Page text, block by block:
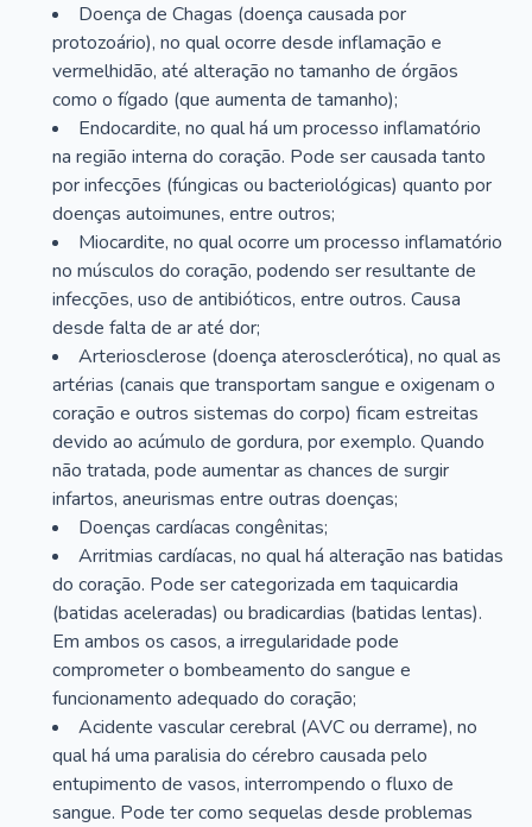
Doença de Chagas (doença causada por
protozoário), no qual ocorre desde inflamação e
vermelhidão, até alteração no tamanho de órgãos
como o fígado (que aumenta de tamanho);
Endocardite, no qual há um processo inflamatório
na região interna do coração. Pode ser causada tanto
por infecções (fúngicas ou bacteriológicas) quanto por
doenças autoimunes, entre outros;
Miocardite, no qual ocorre um processo inflamatório
no músculos do coração, podendo ser resultante de
infecções, uso de antibióticos, entre outros. Causa
desde falta de ar até dor;
Arteriosclerose (doença aterosclerótica), no qual as
artérias (canais que transportam sangue e oxigenam o
coração e outros sistemas do corpo) ficam estreitas
devido ao acúmulo de gordura, por exemplo. Quando
não tratada, pode aumentar as chances de surgir
infartos, aneurismas entre outras doenças;
Doenças cardíacas congênitas;
Arritmias cardíacas, no qual há alteração nas batidas
do coração. Pode ser categorizada em taquicardia
(batidas aceleradas) ou bradicardias (batidas lentas).
Em ambos os casos, a irregularidade pode
comprometer o bombeamento do sangue e
funcionamento adequado do coração;
Acidente vascular cerebral (AVC ou derrame), no
qual há uma paralisia do cérebro causada pelo
entupimento de vasos, interrompendo o fluxo de
sangue. Pode ter como sequelas desde problemas